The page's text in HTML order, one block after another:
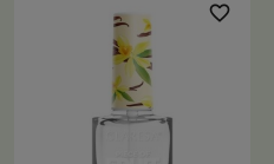
favorite_border